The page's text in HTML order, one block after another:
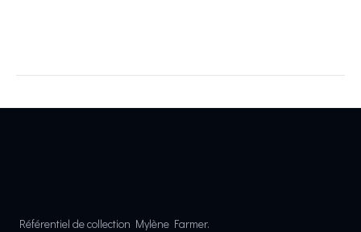
Référentiel de collection Mylène Farmer.